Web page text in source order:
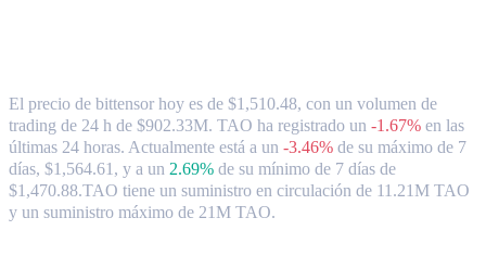
El precio de bittensor hoy es de $1,510.48, con un volumen de
trading de 24 h de $902.33M. TAO ha registrado un -1.67% en las
últimas 24 horas. Actualmente está a un -3.46% de su máximo de 7
días, $1,564.61, y a un 2.69% de su mínimo de 7 días de
$1,470.88.TAO tiene un suministro en circulación de 11.21M TAO
y un suministro máximo de 21M TAO.